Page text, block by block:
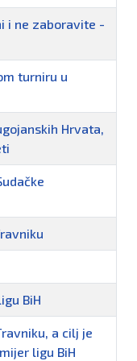
i ne zaboravite -
turniru u
Hrvata,
BiH
a cilj je
ligu BiH